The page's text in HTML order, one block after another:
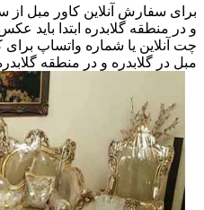
برای سفارش آنلاین کاور مبل از
و در منطقه گلابدره ابتدا باید
چت آنلاین یا شماره واتساپ
مبل در گلابدره و در منطقه